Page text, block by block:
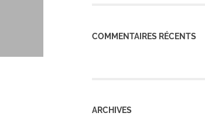
COMMENTAIRES RÉCENTS
ARCHIVES